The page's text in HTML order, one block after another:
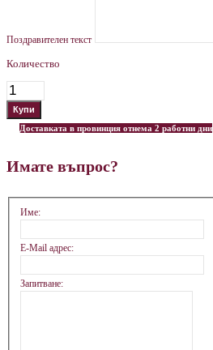
Поздравителен текст
Количество
Доставката в провинция отнема 2 работни дни
Имате въпрос?
Име:
E-Mail адрес:
Запитване: